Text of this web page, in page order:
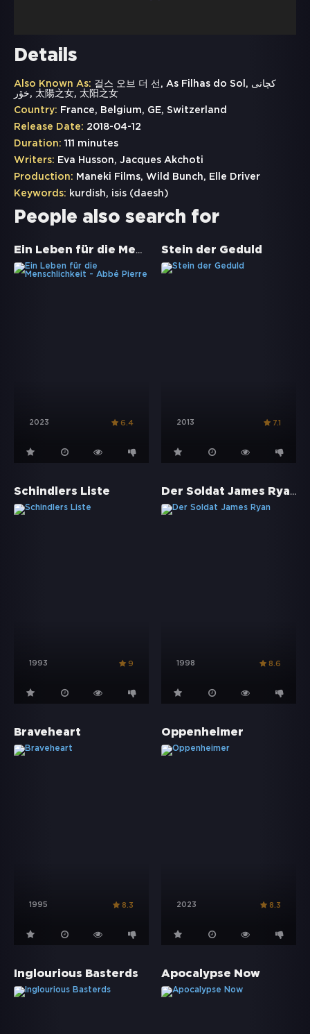
Details
Also Known As: 걸스 오브 더 선, As Filhas do Sol, کچانی
خۆر, 太陽之女, 太阳之女
Country: France, Belgium, GE, Switzerland
Release Date: 2018-04-12
Duration: 111 minutes
Writers: Eva Husson, Jacques Akchoti
Production: Maneki Films, Wild Bunch, Elle Driver
Keywords: kurdish, isis (daesh)
People also search for
Ein Leben für die Menschlichkeit - Abbé Pierre
2023 6.4
Stein der Geduld
2013 7.1
Schindlers Liste
1993 9
Der Soldat James Ryan
1998 8.6
Braveheart
1995 8.3
Oppenheimer
2023 8.3
Inglourious Basterds Apocalypse Now